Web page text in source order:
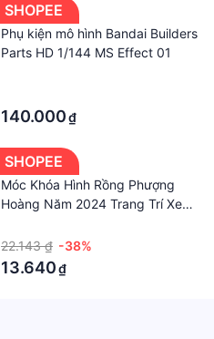
SHOPEE
Phụ kiện mô hình Bandai Builders
Parts HD 1/144 MS Effect 01
140.000₫
SHOPEE
Móc Khóa Hình Rồng Phượng
Hoàng Năm 2024 Trang Trí Xe
Mới
22.143 ₫ -38%
13.640₫